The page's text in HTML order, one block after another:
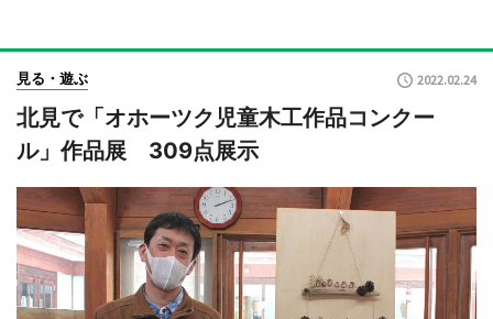
見る・遊ぶ 2022.02.24
北見で「オホーツク児童木工作品コンクー
ル」作品展 309点展示